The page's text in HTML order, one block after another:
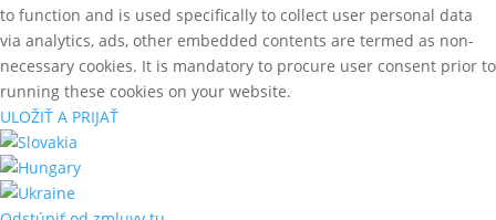
to function and is used specifically to collect user personal data
via analytics, ads, other embedded contents are termed as non-
necessary cookies. It is mandatory to procure user consent prior to
running these cookies on your website.
ULOŽIŤ A PRIJAŤ